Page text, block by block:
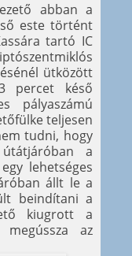
abban a
este történt
tartó IC
ütközött
percet késő
pályaszámú
teljesen
tudni, hogy
a
lehetséges
állt le a
beindítani a
kiugrott a
az